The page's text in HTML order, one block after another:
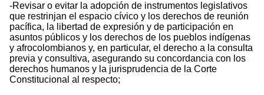
-Revisar o evitar la adopción de instrumentos legislativos
que restrinjan el espacio cívico y los derechos de reunión
pacífica, la libertad de expresión y de participación en
asuntos públicos y los derechos de los pueblos indígenas
y afrocolombianos y, en particular, el derecho a la consulta
previa y consultiva, asegurando su concordancia con los
derechos humanos y la jurisprudencia de la Corte
Constitucional al respecto;